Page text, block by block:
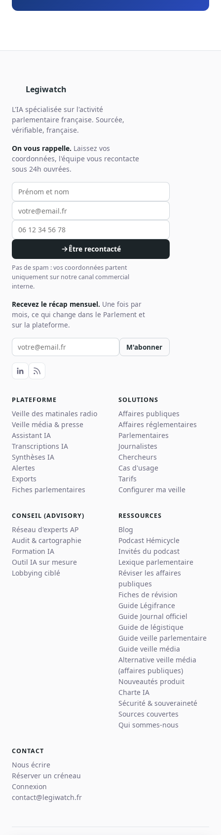
Legiwatch
L'IA spécialisée sur l'activité
parlementaire française. Sourcée,
vérifiable, française.
On vous rappelle. Laissez vos
coordonnées, l'équipe vous recontacte
sous 24h ouvrées.
Votre prénom et nom
Votre email
Votre téléphone
Être recontacté
Pas de spam : vos coordonnées partent
uniquement sur notre canal commercial
interne.
Recevez le récap mensuel. Une fois par
mois, ce qui change dans le Parlement et
sur la plateforme.
Votre email pour la newsletter
M'abonner
PLATEFORME
Veille des matinales radio
Veille média & presse
Assistant IA
Transcriptions IA
Synthèses IA
Alertes
Exports
Fiches parlementaires
SOLUTIONS
Affaires publiques
Affaires réglementaires
Parlementaires
Journalistes
Chercheurs
Cas d'usage
Tarifs
Configurer ma veille
CONSEIL (ADVISORY)
Réseau d'experts AP
Audit & cartographie
Formation IA
Outil IA sur mesure
Lobbying ciblé
RESSOURCES
Blog
Podcast Hémicycle
Invités du podcast
Lexique parlementaire
Réviser les affaires
publiques
Fiches de révision
Guide Légifrance
Guide Journal officiel
Guide de légistique
Guide veille parlementaire
Guide veille média
Alternative veille média
(affaires publiques)
Nouveautés produit
Charte IA
Sécurité & souveraineté
Sources couvertes
Qui sommes-nous
CONTACT
Nous écrire
Réserver un créneau
Connexion
contact@legiwatch.fr